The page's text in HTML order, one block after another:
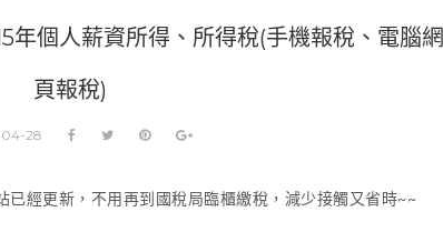
年個人薪資所得、所得稅(手機報稅、電腦網
頁報稅)
28
經更新，不用再到國稅局臨櫃繳稅，減少接觸又省時~~